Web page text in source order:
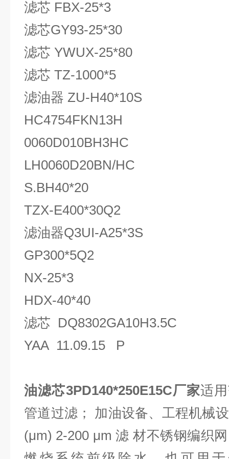
滤芯 FBX-25*3
滤芯GY93-25*30
滤芯 YWUX-25*80
滤芯 TZ-1000*5
滤油器 ZU-H40*10S
HC4754FKN13H
0060D010BH3HC
LH0060D20BN/HC
S.BH40*20
TZX-E400*30Q2
滤油器Q3UI-A25*3S
GP300*5Q2
NX-25*3
HDX-40*40
滤芯 DQ8302GA10H3.5C
YAA 11.09.15 P
油滤芯3PD140*250E15C厂家适
管道过滤； 加油设备、工程机械
(μm) 2-200 μm 滤 材不锈钢编织